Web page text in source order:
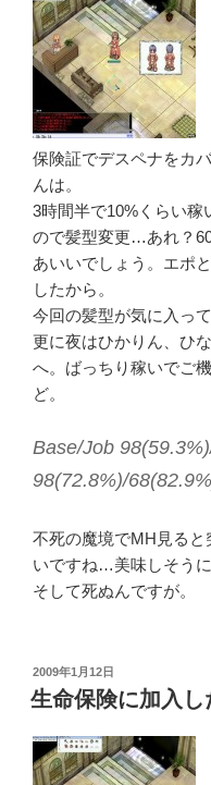
保険証でデスペナをカ
んは。
3時間半で10%くらい稼
ので髪型変更…あれ？
あいいでしょう。エポ
したから。
今回の髪型が気に入っ
更に夜はひかりん、ひ
へ。ばっちり稼いでご
ど。
Base/Job
98(72.8%)/
不死の魔境でMH見る
いですね…美味しそうに
そして死ぬんですが。
投
稿
日:
2009年1月12日
生命保険に加入